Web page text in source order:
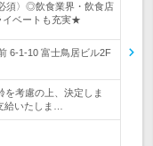
須〉◎飲食業界・飲食店
イベートも充実★
6-1-10 富士鳥居ビル2F
考慮の上、決定しま
給いたしま…